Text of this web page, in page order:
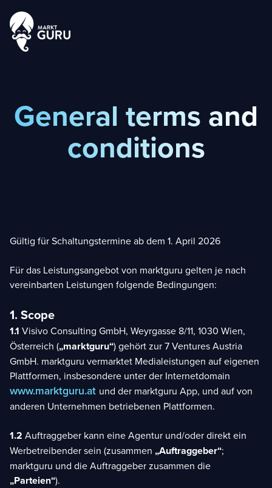
General terms and
conditions
Gültig für Schaltungstermine ab dem 1. April 2026
Für das Leistungsangebot von marktguru gelten je nach
vereinbarten Leistungen folgende Bedingungen:
1. Scope
1.1 Visivo Consulting GmbH, Weyrgasse 8/11, 1030 Wien,
Österreich („marktguru“) gehört zur 7 Ventures Austria
GmbH. marktguru vermarktet Medialeistungen auf eigenen
Plattformen, insbesondere unter der Internetdomain
www.marktguru.at und der marktguru App, und auf von
anderen Unternehmen betriebenen Plattformen.
1.2 Auftraggeber kann eine Agentur und/oder direkt ein
Werbetreibender sein (zusammen „Auftraggeber“;
marktguru und die Auftraggeber zusammen die
„Parteien“).